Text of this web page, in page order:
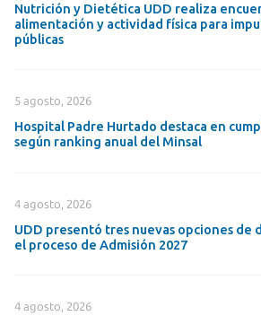
Nutrición y Dietética UDD realiza
alimentación y actividad física para
públicas
5 agosto, 2026
Hospital Padre Hurtado destaca en
según ranking anual del Minsal
4 agosto, 2026
UDD presentó tres nuevas opciones de
el proceso de Admisión 2027
4 agosto, 2026